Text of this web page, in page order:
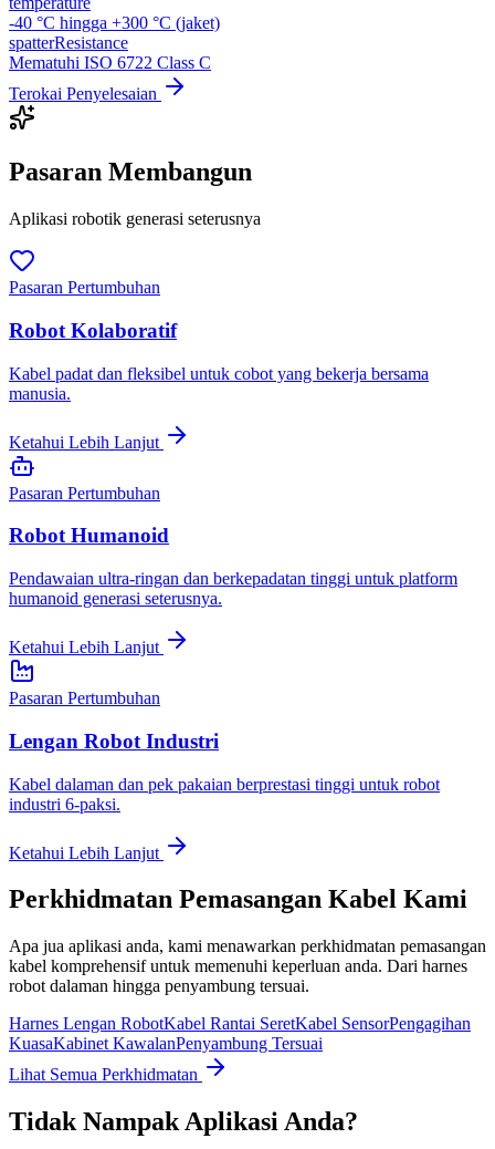
-40 °C hingga +300 °C (jaket)
spatterResistance
Mematuhi ISO 6722 Class C
Terokai Penyelesaian
Pasaran Membangun
Aplikasi robotik generasi seterusnya
Pasaran Pertumbuhan
Robot Kolaboratif
Kabel padat dan fleksibel untuk cobot yang bekerja bersama
manusia.
Ketahui Lebih Lanjut
Pasaran Pertumbuhan
Robot Humanoid
Pendawaian ultra-ringan dan berkepadatan tinggi untuk platform
humanoid generasi seterusnya.
Ketahui Lebih Lanjut
Pasaran Pertumbuhan
Lengan Robot Industri
Kabel dalaman dan pek pakaian berprestasi tinggi untuk robot
industri 6-paksi.
Ketahui Lebih Lanjut
Perkhidmatan Pemasangan Kabel Kami
Apa jua aplikasi anda, kami menawarkan perkhidmatan pemasangan
kabel komprehensif untuk memenuhi keperluan anda. Dari harnes
robot dalaman hingga penyambung tersuai.
Harnes Lengan RobotKabel Rantai SeretKabel SensorPengagihan
KuasaKabinet KawalanPenyambung Tersuai
Lihat Semua Perkhidmatan
Tidak Nampak Aplikasi Anda?